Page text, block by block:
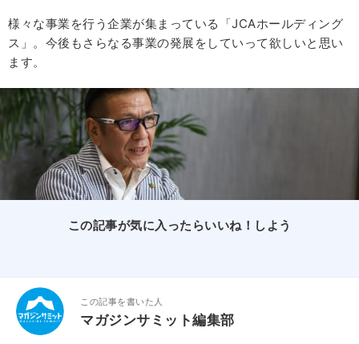
様々な事業を行う企業が集まっている「JCAホールディング
ス」。今後もさらなる事業の発展をしていって欲しいと思い
ます。
この記事が気に入ったらいいね！しよう
この記事を書いた人
マガジンサミット編集部